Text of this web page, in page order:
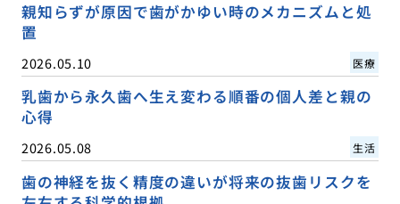
親知らずが原因で歯がかゆい時のメカニズムと処
置
2026.05.10 医療
乳歯から永久歯へ生え変わる順番の個人差と親の
心得
2026.05.08 生活
歯の神経を抜く精度の違いが将来の抜歯リスクを